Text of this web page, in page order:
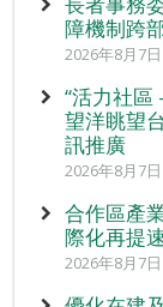
障機制跨
2026年8月7
“活力社區
望洋眺望
訊推廣
2026年8月7
合作區產
際化再提
2026年8月7